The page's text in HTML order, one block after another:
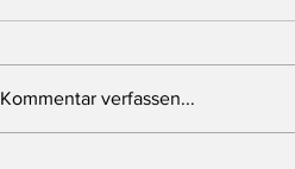
Kommentar verfassen...